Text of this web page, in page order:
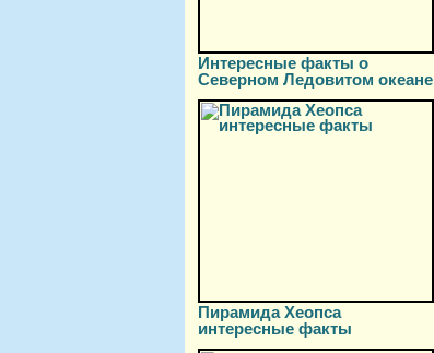
Интересные факты о
Северном Ледовитом океане
Пирамида Хеопса
интересные факты